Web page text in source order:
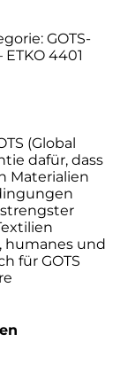
GOTS-
4401
(Global
dafür, dass
Materialien
humanes und
für GOTS